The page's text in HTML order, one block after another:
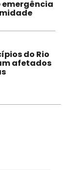
emergência
do Rio
afetados